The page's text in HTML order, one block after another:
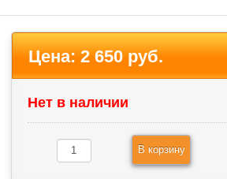
Цена:2 650 руб.
Нет в наличии
В корзину